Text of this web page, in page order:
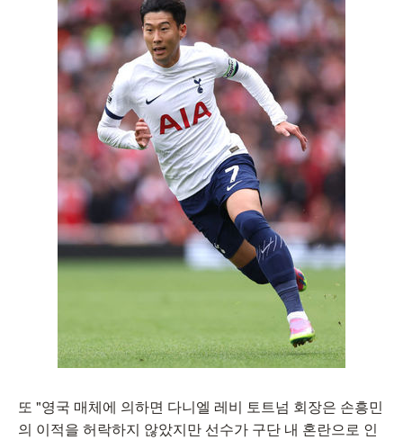
또 "영국 매체에 의하면 다니엘 레비 토트넘 회장은 손흥민
의 이적을 허락하지 않았지만 선수가 구단 내 혼란으로 인